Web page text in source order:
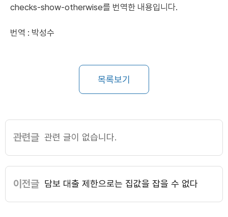
checks-show-otherwise를 번역한 내용입니다.
번역 : 박성수
목록보기
관련글 관련 글이 없습니다.
이전글 담보 대출 제한으로는 집값을 잡을 수 없다